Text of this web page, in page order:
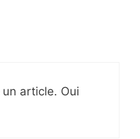
article. Oui